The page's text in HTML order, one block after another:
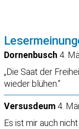
Dornenbusch 4.
„Die Saat der
wieder blühen.“
Versusdeum 4.
Es ist mir auch